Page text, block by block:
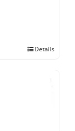
Details